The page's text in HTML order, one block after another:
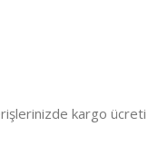
kargo ücreti